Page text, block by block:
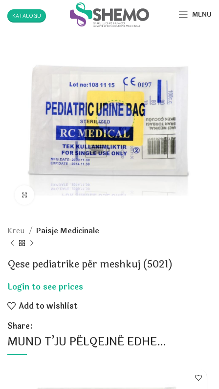
KATALOGU MENU
Click to enlarge
Kreu Paisje Medicinale
Qese pediatrike për meshkuj (5021)
Add to wishlist
Share:
MUND T’JU PËLQEJNË EDHE…